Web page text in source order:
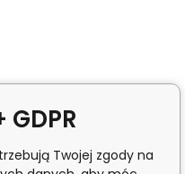
Twojej zgody na